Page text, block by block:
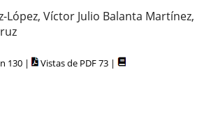
López, Víctor Julio Balanta Martínez,
130 | Vistas de PDF 73 |